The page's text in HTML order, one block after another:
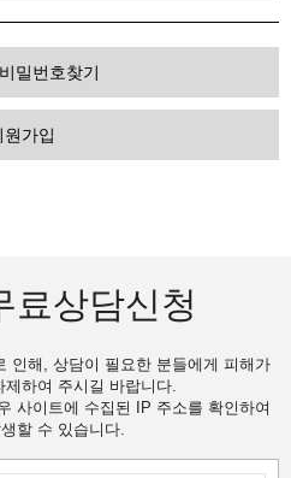
밀번호찾기
원가입
료상담신청
인해, 상담이 필요한 분들에게 피해가
제하여 주시길 바랍니다.
사이트에 수집된 IP 주소를 확인하여
할 수 있습니다.